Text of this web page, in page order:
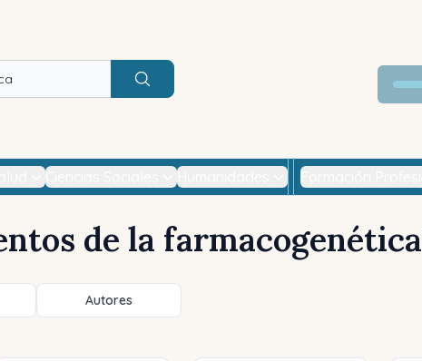
Buscar
de la farmacogenética
Autores